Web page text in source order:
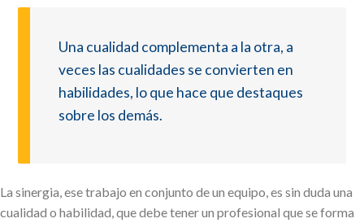
Una cualidad complementa a la otra, a
veces las cualidades se convierten en
habilidades, lo que hace que destaques
sobre los demás.
La sinergia, ese trabajo en conjunto de un equipo, es sin duda una
cualidad o habilidad, que debe tener un profesional que se forma